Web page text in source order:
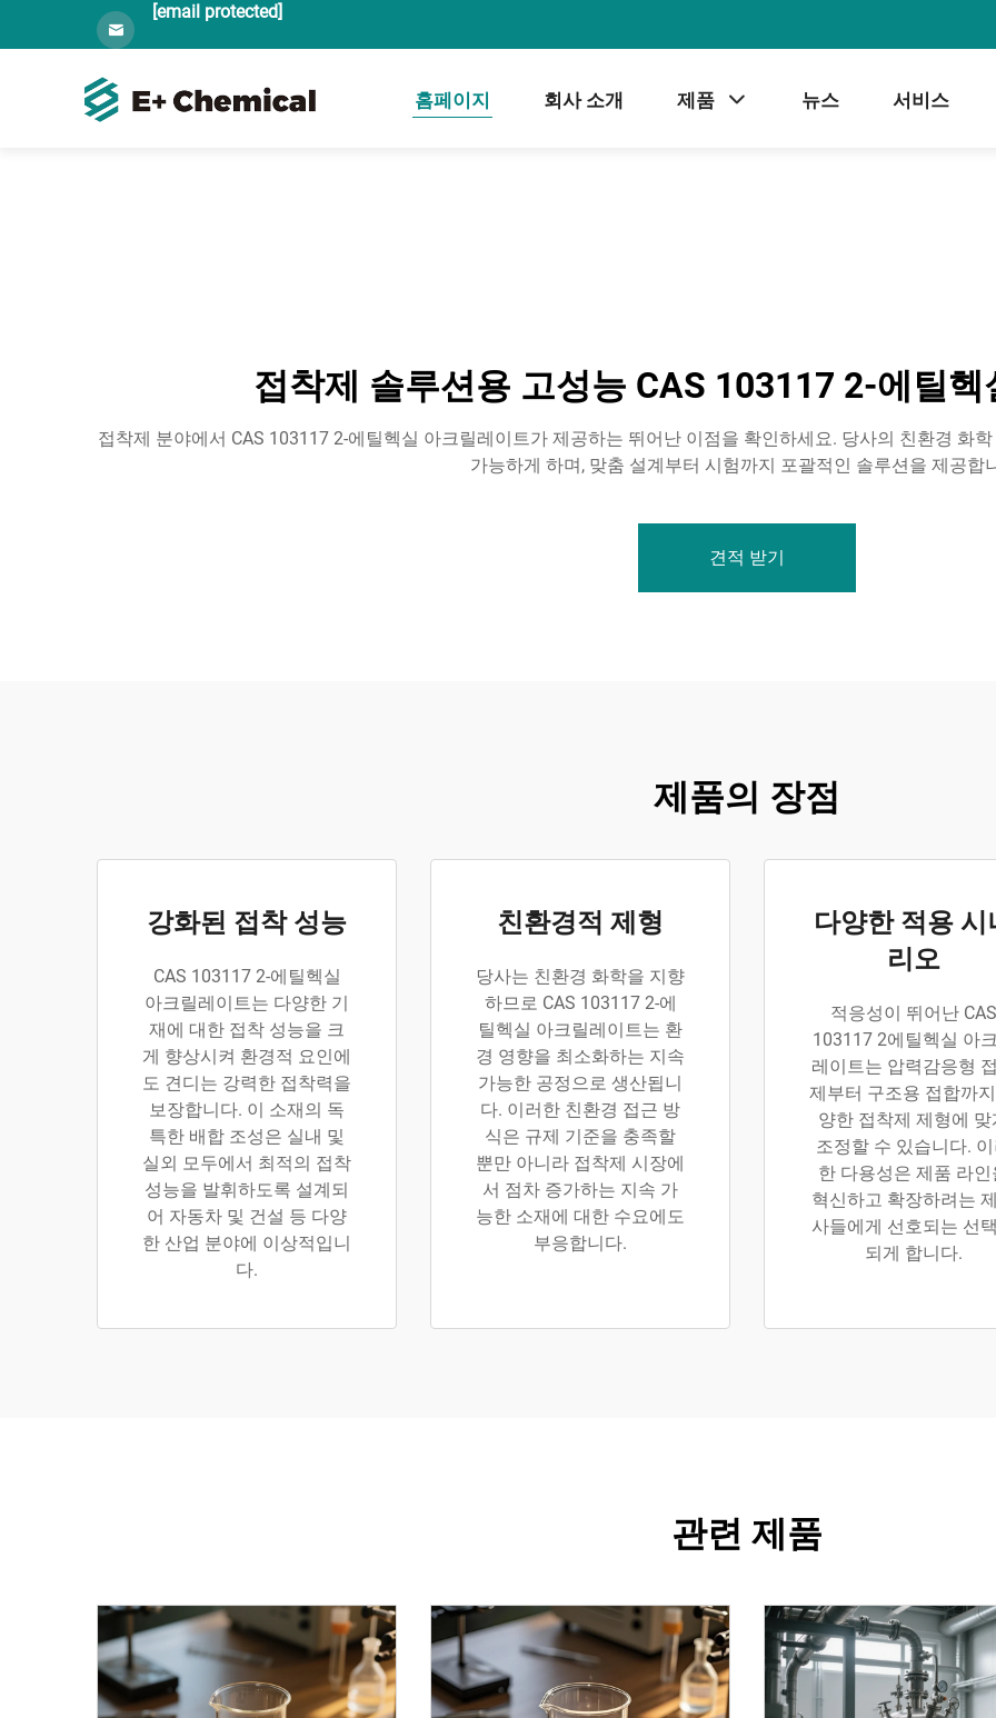
[email protected]
홈페이지 회사 소개 제품 뉴스 서비스
접착제 솔루션용 고성능 CAS 103117 2-에틸
접착제 분야에서 CAS 103117 2-에틸헥실 아크릴레이트가 제공하는 뛰어난 이점을 확인하세요. 당사의 친환경 화
가능하게 하며, 맞춤 설계부터 시험까지 포괄적인 솔루션을 제공합
견적 받기
제품의 장점
강화된 접착 성능
CAS 103117 2-에틸헥실
아크릴레이트는 다양한 기
재에 대한 접착 성능을 크
게 향상시켜 환경적 요인에
도 견디는 강력한 접착력을
보장합니다. 이 소재의 독
특한 배합 조성은 실내 및
실외 모두에서 최적의 접착
성능을 발휘하도록 설계되
어 자동차 및 건설 등 다양
한 산업 분야에 이상적입니
다.
친환경적 제형
당사는 친환경 화학을 지향
하므로 CAS 103117 2-에
틸헥실 아크릴레이트는 환
경 영향을 최소화하는 지속
가능한 공정으로 생산됩니
다. 이러한 친환경 접근 방
식은 규제 기준을 충족할
뿐만 아니라 접착제 시장에
서 점차 증가하는 지속 가
능한 소재에 대한 수요에도
부응합니다.
다양한 적용 시
리오
적응성이 뛰어난 CAS
103117 2에틸헥실 아
레이트는 압력감응형
제부터 구조용 접합까
양한 접착제 제형에 맞
조정할 수 있습니다.
한 다용성은 제품 라인
혁신하고 확장하려는
사들에게 선호되는 선
되게 합니다.
관련 제품